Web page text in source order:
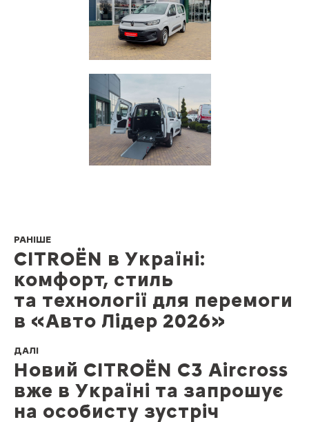
РАНІШЕ
CITROËN в Україні:
комфорт, стиль
та технології для перемоги
в «Авто Лідер 2026»
ДАЛІ
Новий CITROЁN C3 Aircross
вже в Україні та запрошує
на особисту зустріч